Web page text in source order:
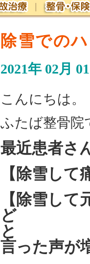
除雪での
2021年 02月
こんにちは。
ふたば整骨院
最近患者さ
【除雪し
【除雪し
ど
言った声が